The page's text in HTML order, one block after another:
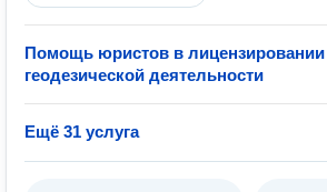
Помощь юристов в лицензировании
геодезической деятельности
Ещё 31 услуга